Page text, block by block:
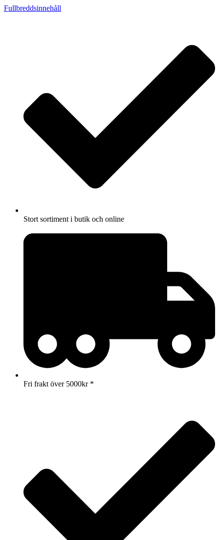
Fullbreddsinnehåll
Stort sortiment i butik och online
Fri frakt över 5000kr *